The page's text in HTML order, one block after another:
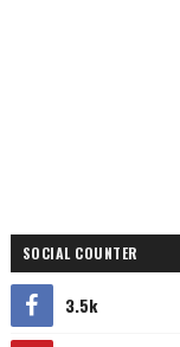
SOCIAL COUNTER
3.5k